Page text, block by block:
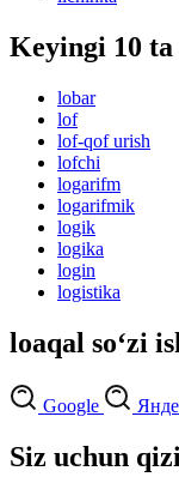
Keyingi 10 ta
lobar
lof
lof-qof urish
lofchi
logarifm
logarifmik
logik
logika
login
logistika
loaqal so‘zi
Google
Siz uchun